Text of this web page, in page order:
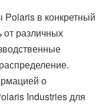
в конкретный
различных
о
Industries для